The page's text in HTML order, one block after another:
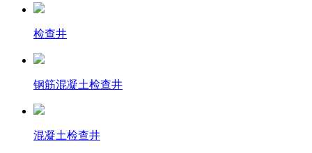
检查井
钢筋混凝土检查井
混凝土检查井